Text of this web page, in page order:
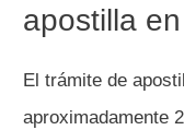
apostilla
El trámite de
aproximadamente